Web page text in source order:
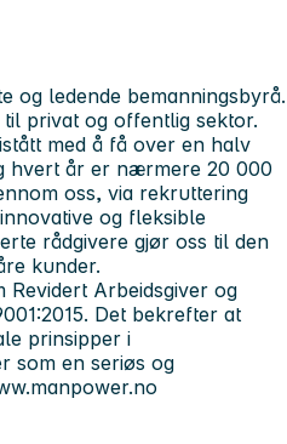
og ledende bemanningsbyrå.
privat og offentlig sektor.
med å få over en halv
hvert år er nærmere 20 000
oss, via rekruttering
og fleksible
rådgivere gjør oss til den
kunder.
Arbeidsgiver og
Det bekrefter at
prinsipper i
som en seriøs og